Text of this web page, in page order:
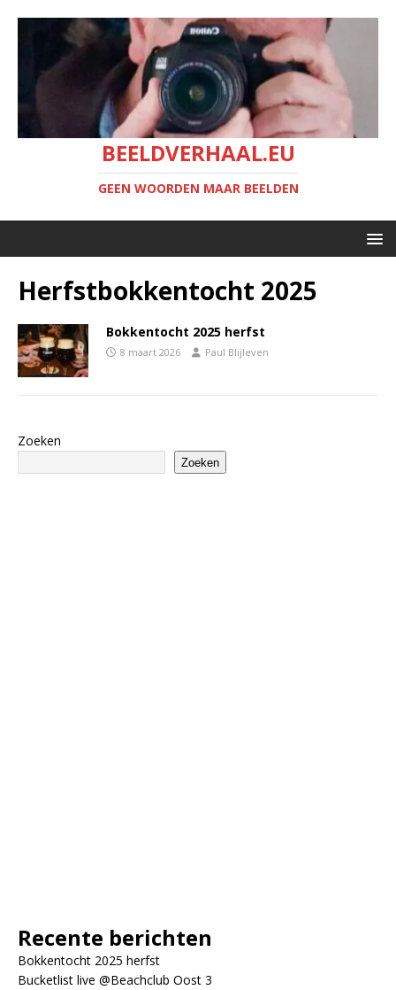
BEELDVERHAAL.EU
GEEN WOORDEN MAAR BEELDEN
Herfstbokkentocht 2025
Bokkentocht 2025 herfst
8 maart 2026 Paul Blijleven
Zoeken
Zoeken
Recente berichten
Bokkentocht 2025 herfst
Bucketlist live @Beachclub Oost 3